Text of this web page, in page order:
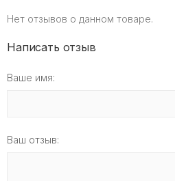
Нет отзывов о данном товаре.
Написать отзыв
Ваше имя:
Ваш отзыв: